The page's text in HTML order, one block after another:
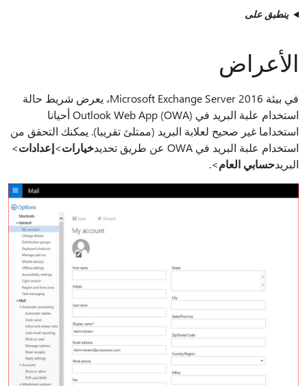
ينطبق على
الأعراض
في بيئة Microsoft Exchange Server 2016، يعرض شريط حالة
استخدام علبة البريد في Outlook Web App (OWA) أحيانا
استخداما غير صحيح لعلابة البريد (ممتلئ تقريبا). يمكنك التحقق من
استخدام علبة البريد في OWA عن طريق تحديد
خيارات>إعدادات>
البريدحسابي العام>.